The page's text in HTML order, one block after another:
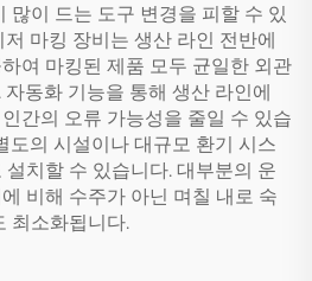
많이 드는 도구 변경을 피할 수 있
마킹 장비는 생산 라인 전반에
여 마킹된 제품 모두 균일한 외관
동화 기능을 통해 생산 라인에
간의 오류 가능성을 줄일 수 있습
도의 시설이나 대규모 환기 시스
치할 수 있습니다. 대부분의 운
비해 수주가 아닌 며칠 내로 숙
최소화됩니다.